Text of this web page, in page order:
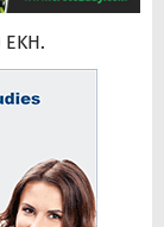
ΕΚΗ.